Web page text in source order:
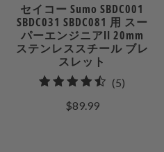
セイコー Sumo SBDC001
SBDC031 SBDC081 用 スー
パーエンジニアII 20mm
ステンレススチール ブレ
スレット
(5)
$89.99